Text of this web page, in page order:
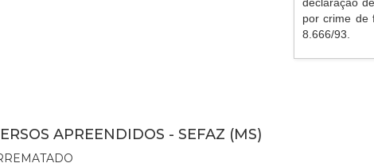
por crime de
8.666/93.
APREENDIDOS - SEFAZ (MS)